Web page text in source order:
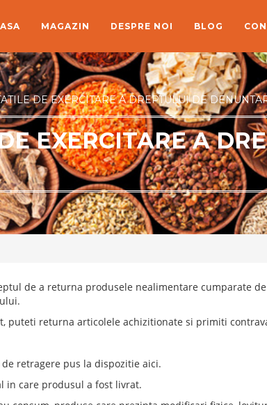
MAGAZIN DESPRE NOI BLOG
DE EXERCITARE A DREPTULUI DE
EXERCITARE A
de a returna produsele nealimentare cumparate
returna articolele achizitionate si primiti
retragere pus la dispozitie aici.
in care produsul a fost livrat.